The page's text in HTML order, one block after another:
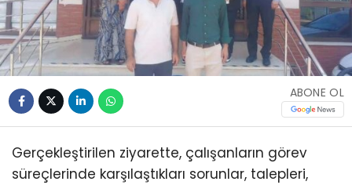
ABONE OL
Gerçekleştirilen ziyarette, çalışanların görev
süreçlerinde karşılaştıkları sorunlar, talepleri,